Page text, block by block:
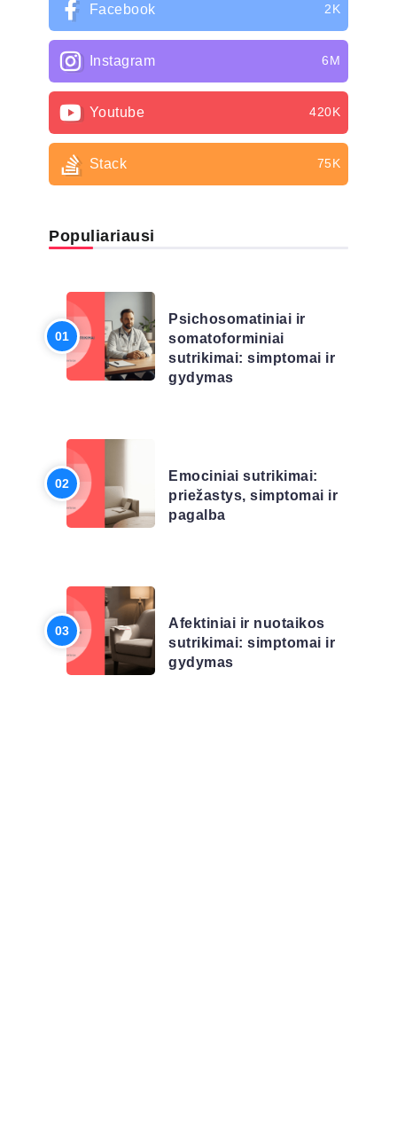
Facebook 2K
Instagram 6M
Youtube 420K
Stack 75K
Populiariausi
Psichosomatiniai ir
somatoforminiai
sutrikimai: simptomai ir
gydymas
Emociniai sutrikimai:
priežastys, simptomai ir
pagalba
Afektiniai ir nuotaikos
sutrikimai: simptomai ir
gydymas